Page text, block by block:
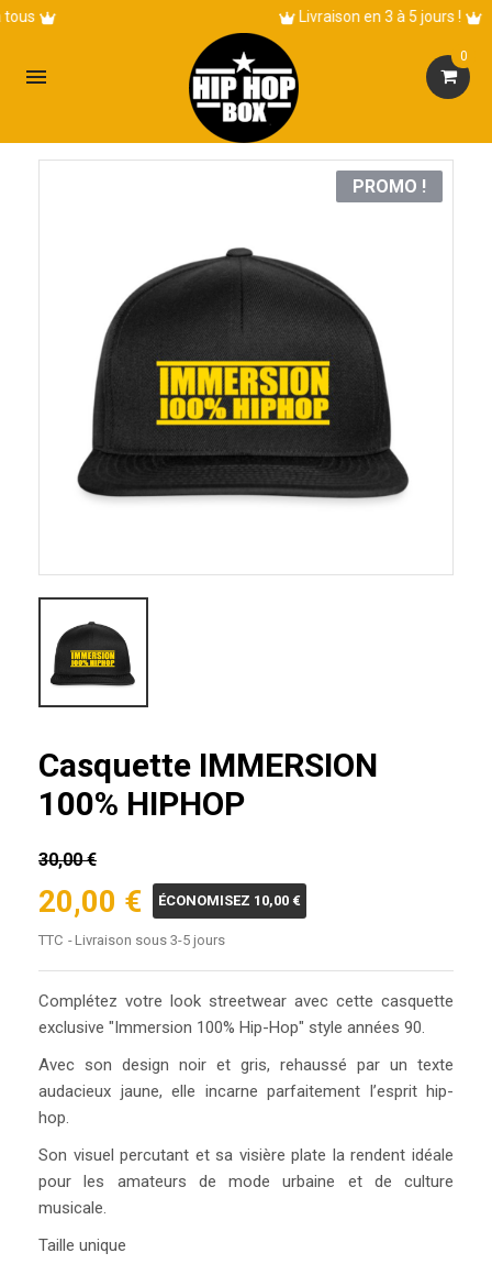
Livraison en 3 à 5 jours !

0
PROMO !
Casquette IMMERSION
100% HIPHOP
30,00 €
20,00 € ÉCONOMISEZ 10,00 €
TTC Livraison sous 3-5 jours
Complétez votre look streetwear avec cette casquette
exclusive "Immersion 100% Hip-Hop" style années 90.
Avec son design noir et gris, rehaussé par un texte
audacieux jaune, elle incarne parfaitement l’esprit hip-
hop.
Son visuel percutant et sa visière plate la rendent idéale
pour les amateurs de mode urbaine et de culture
musicale.
Taille unique